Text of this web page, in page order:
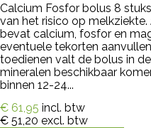
Calcium Fosfor bolus 8
van het risico op
bevat calcium, fosfor en
eventuele tekorten
toedienen valt de bolus in
mineralen beschikbaar
binnen 12-24...
€ 61,95 incl. btw
€ 51,20 excl. btw